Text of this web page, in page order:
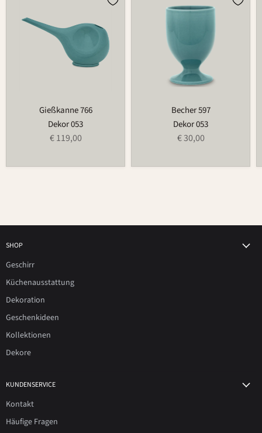
Gießkanne 766
Dekor 053
€ 119,00
Becher 597
Dekor 053
€ 30,00
SHOP
Geschirr
Küchenausstattung
Dekoration
Geschenkideen
Kollektionen
Dekore
KUNDENSERVICE
Kontakt
Häufige Fragen